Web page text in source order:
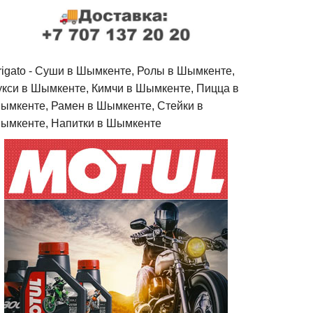
- Cуши в Шымкенте, Ролы в Шымкенте,
в Шымкенте, Кимчи в Шымкенте, Пицца в
Рамен в Шымкенте, Стейки в
Напитки в Шымкенте